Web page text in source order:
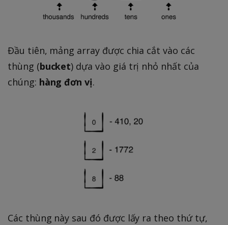
Đầu tiên, mảng array được chia cắt vào các
thùng (bucket) dựa vào giá trị nhỏ nhất của
chúng: hàng đơn vị.
Các thùng này sau đó được lấy ra theo thứ tự,